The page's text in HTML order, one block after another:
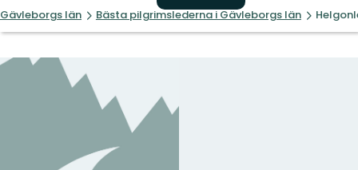
Gävleborgs län Bästa pilgrimslederna i Gävleborgs län